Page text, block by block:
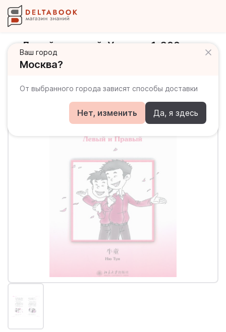
Ваш город
Москва?
От выбранного города зависят способы доставки
Нет, изменить Да, я здесь
Левый и правый. Уровень 1. 300
базовых слов